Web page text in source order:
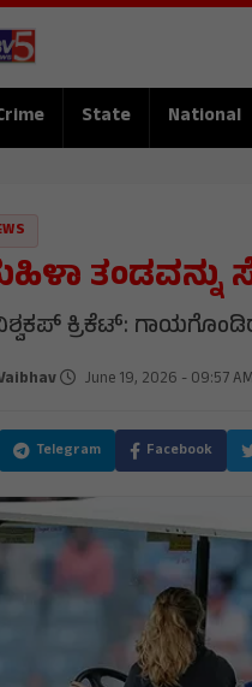
State National
ತಂಡವನ್ನು
ಕ್ರಿಕೆಟ್:
June 19, 2026 - 09:57
Telegram Facebook